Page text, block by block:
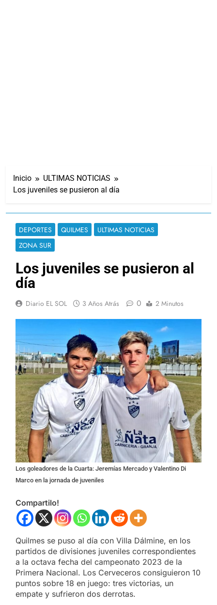
Inicio
ULTIMAS NOTICIAS
Los juveniles se pusieron al día
DEPORTES QUILMES
ULTIMAS NOTICIAS
ZONA SUR
Los juveniles se pusieron al
día
Diario EL SOL 3 Años Atrás 0 2 Minutos
Los goleadores de la Cuarta: Jeremías Mercado y Valentino Di
Marco en la jornada de juveniles
Compartilo!
Quilmes se puso al día con Villa Dálmine, en los
partidos de divisiones juveniles correspondientes
a la octava fecha del campeonato 2023 de la
Primera Nacional. Los Cerveceros consiguieron 10
puntos sobre 18 en juego: tres victorias, un
empate y sufrieron dos derrotas.